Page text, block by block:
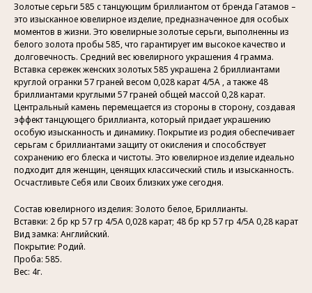
Золотые серьги 585 с танцующим бриллиантом от бренда Гатамов –
это изысканное ювелирное изделие, предназначенное для особых
моментов в жизни. Это ювелирные золотые серьги, выполненны из
белого золота пробы 585, что гарантирует им высокое качество и
долговечность. Средний вес ювелирного украшения 4 грамма.
Вставка сережек женских золотых 585 украшена 2 бриллиантами
круглой огранки 57 граней весом 0,028 карат 4/5А , а также 48
бриллиантами круглыми 57 граней общей массой 0,28 карат.
Центральный камень перемещается из стороны в сторону, создавая
эффект танцующего бриллианта, который придает украшению
особую изысканность и динамику. Покрытие из родия обеспечивает
серьгам с бриллиантами защиту от окисления и способствует
сохранению его блеска и чистоты. Это ювелирное изделие идеально
подходит для женщин, ценящих классический стиль и изысканность.
Осчастливьте Себя или Своих близких уже сегодня.
Состав ювелирного изделия: Золото белое, Бриллианты.
Вставки: 2 бр кр 57 гр 4/5А 0,028 карат; 48 бр кр 57 гр 4/5А 0,28 карат
Вид замка: Английский.
Покрытие: Родий.
Проба: 585.
Вес: 4г.